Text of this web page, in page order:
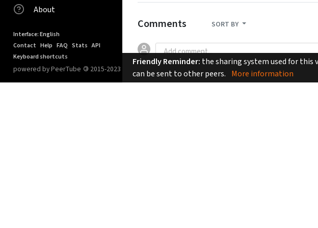
About
Interface: English
Contact Help FAQ Stats API
Keyboard shortcuts
powered by PeerTube © 2015-2023
Comments SORT BY
Friendly Reminder: the sharing system used for this
can be sent to other peers. More information